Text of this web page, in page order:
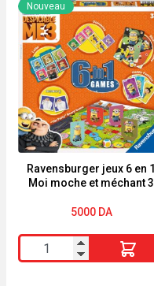
Ravensburger jeux 6 en 1
Moi moche et méchant 3
Nouveau
5000 DA
quantité
de